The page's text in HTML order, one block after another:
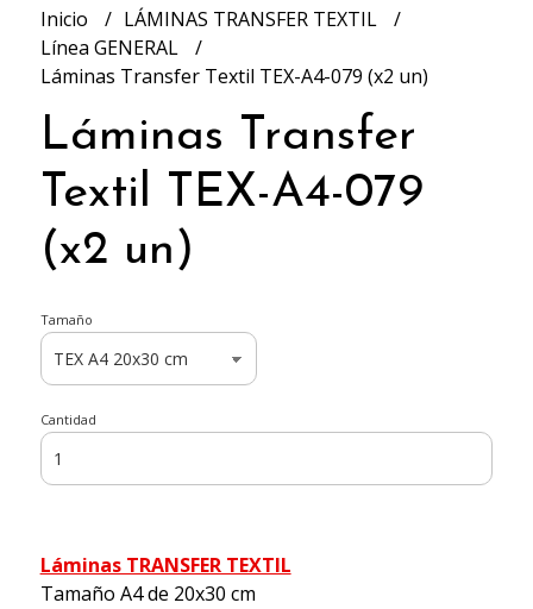
Inicio
LÁMINAS TRANSFER TEXTIL
Línea GENERAL
Láminas Transfer Textil TEX-A4-079 (x2 un)
Láminas Transfer
Textil TEX-A4-079
(x2 un)
Tamaño
Cantidad
Láminas TRANSFER TEXTIL
Tamaño A4 de 20x30 cm